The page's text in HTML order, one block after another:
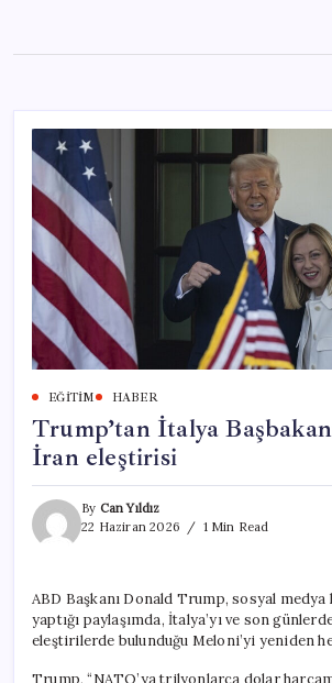
content
EĞITIM HABER
Trump’tan İtalya
İran eleştirisi
By Can Yıldız
22 Haziran 2026
1 Min Read
ABD Başkanı Donald Trump, sosyal medya
yaptığı paylaşımda, İtalya’yı ve son
eleştirilerde bulunduğu Meloni’yi yeniden